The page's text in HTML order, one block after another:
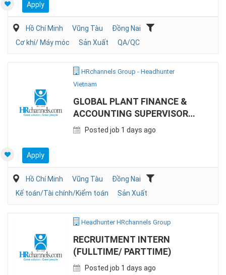
Apply
Hồ Chí Minh Vũng Tàu
Đồng Nai
Cơ khí/ Máy móc
Sản Xuất QA/QC
HRchannels Group - Headhunter
Vietnam
GLOBAL PLANT FINANCE &
ACCOUNTING SUPERVISOR
(MANUFACTURING)
Posted job 1 days ago
Apply
Hồ Chí Minh Vũng Tàu
Đồng Nai
Kế toán/Tài chính/Kiểm toán
Sản Xuất
Headhunter HRchannels Group
RECRUITMENT INTERN
(FULLTIME/ PARTTIME)
Posted job 1 days ago